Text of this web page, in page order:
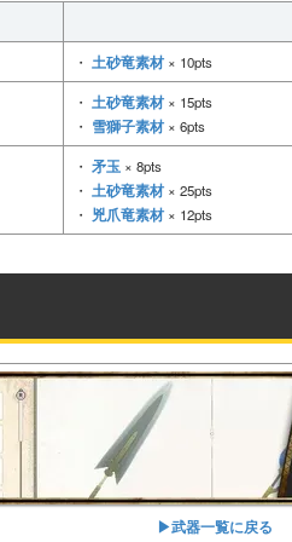
・ 土砂竜素材 × 10pts
・ 土砂竜素材 × 15pts
・ 雪獅子素材 × 6pts
・ 矛玉 × 8pts
・ 土砂竜素材 × 25pts
・ 兇爪竜素材 × 12pts
▶︎武器一覧に戻る